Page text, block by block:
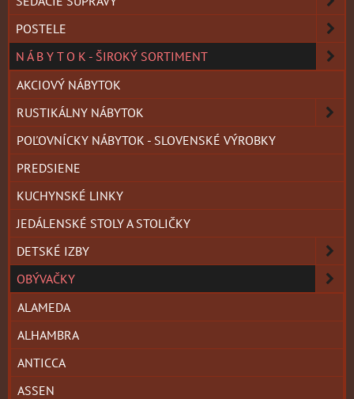
POSTELE
N Á B Y T O K - ŠIROKÝ SORTIMENT
AKCIOVÝ NÁBYTOK
RUSTIKÁLNY NÁBYTOK
POĽOVNÍCKY NÁBYTOK - SLOVENSKÉ VÝROBKY
PREDSIENE
KUCHYNSKÉ LINKY
JEDÁLENSKÉ STOLY A STOLIČKY
DETSKÉ IZBY
OBÝVAČKY
ALAMEDA
ALHAMBRA
ANTICCA
ASSEN